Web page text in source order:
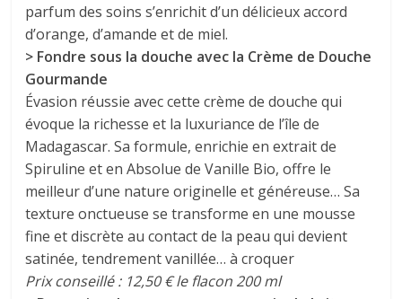
parfum des soins s’enrichit d’un délicieux accord
d’orange, d’amande et de miel.
> Fondre sous la douche avec la Crème de Douche
Gourmande
Évasion réussie avec cette crème de douche qui
évoque la richesse et la luxuriance de l’île de
Madagascar. Sa formule, enrichie en extrait de
Spiruline et en Absolue de Vanille Bio, offre le
meilleur d’une nature originelle et généreuse… Sa
texture onctueuse se transforme en une mousse
fine et discrète au contact de la peau qui devient
satinée, tendrement vanillée… à croquer
Prix conseillé : 12,50 € le flacon 200 ml